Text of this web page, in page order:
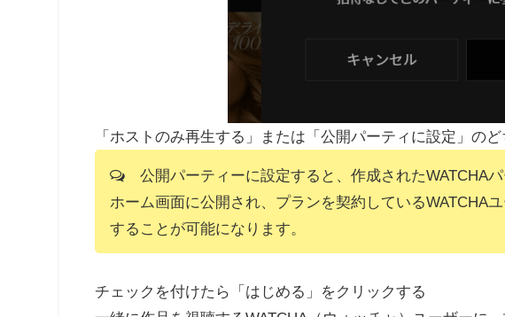
「ホストのみ再生する」または「公開パーティに設定」の
公開パーティーに設定すると、作成されたWATCHA
ホーム画面に公開され、プランを契約しているWATCHA
することが可能になります。
チェックを付けたら「はじめる」をクリックする